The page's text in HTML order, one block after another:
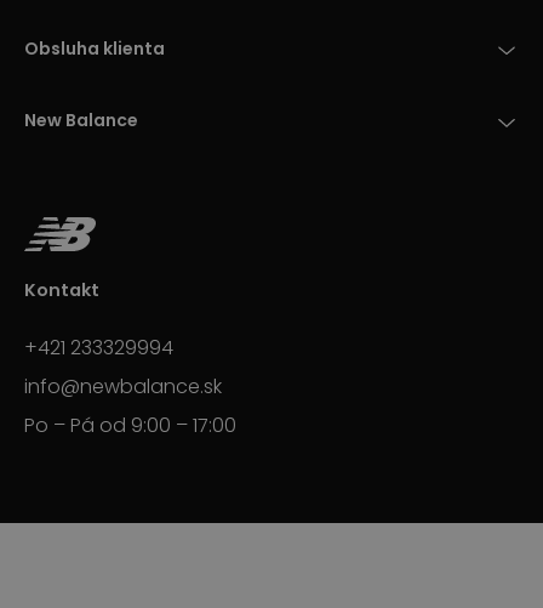
Obsluha klienta
New Balance
Kontakt
+421 233329994
info@newbalance.sk
Po – Pá od 9:00 – 17:00